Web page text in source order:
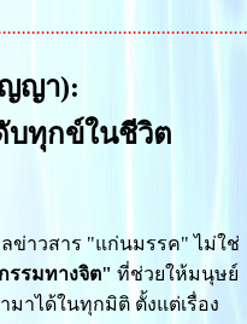
ญา):
บทุกข์ในชีวิต
ข่าวสาร "แก่นมรรค" ไม่ใช่
รรมทางจิต" ที่ช่วยให้มนุษย์
าได้ในทุกมิติ ตั้งแต่เรื่อง